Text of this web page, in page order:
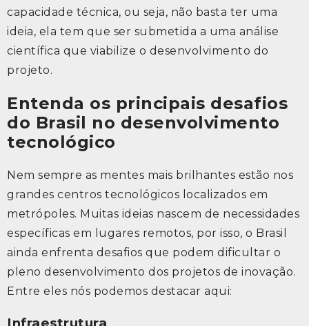
capacidade técnica, ou seja, não basta ter uma
ideia, ela tem que ser submetida a uma análise
científica que viabilize o desenvolvimento do
projeto.
Entenda os principais desafios
do Brasil no desenvolvimento
tecnológico
Nem sempre as mentes mais brilhantes estão nos
grandes centros tecnológicos localizados em
metrópoles. Muitas ideias nascem de necessidades
específicas em lugares remotos, por isso, o Brasil
ainda enfrenta desafios que podem dificultar o
pleno desenvolvimento dos projetos de inovação.
Entre eles nós podemos destacar aqui: